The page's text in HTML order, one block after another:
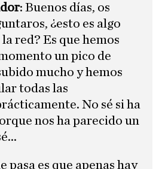
: Buenos días, os
¿esto es algo
red? ​Es que hemos
un pico de
mucho y hemos
todas las
No sé si ha
nos ha parecido un
pasa es que apenas hay